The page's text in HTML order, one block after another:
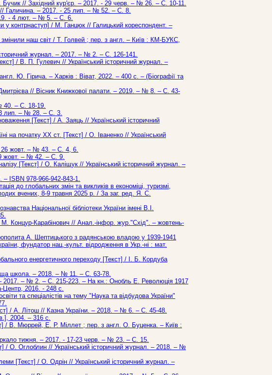
Бучик // Західний кур'єр. – 2017. - 29 черв. – № 26. – С. 10-11.
// Галичина. – 2017. - 25 лип. – № 52. – С. 8.
- 4 лют. – № 5. – С. 6.
у контрнаступ] / М. Ганцюк // Галицький кореспондент. –
наш світ / Т. Голвей ; пер. з англ. – Київ : КМ-БУКС,
журнал. – 2017. – № 2. – С. 126-141.
/ В. П. Гулевич // Український історичний журнал. –
Ю. Гірича. – Харків : Віват, 2022. – 400 с. – (Біографії та
// Вісник Книжкової палати. – 2019. – № 8. – С. 43-
40. – С. 18-19.
лип. – № 28. – С. 3.
[Текст] / А. Заяць // Український історичний
на початку ХХ ст. [Текст] / О. Іваненко // Український
26 жовт. – № 43. – С. 4, 6.
жовт. – № 42. – С. 9.
[Текст] / О. Каліщук // Український історичний журнал. –
– ISBN 978-966-942-843-1.
до глобальних змін та викликів в економіці, туризмі,
вчених, 8-9 травня 2025 р. / За заг. ред. Я. С.
Національної бібліотеки України імені В.І.
М. Концур-Карабінович // Анал.-інфор. жур."Схід". – жовтень-
А. Шептицького з радянською владою у 1939-1941
фундатор нац.-культ. відродження в Укр.-ні : мат.
енергетичного переходу [Текст] / І. Б. Кордуба
школа. – 2018. – № 11. – С. 63-78.
2017. – № 2. – С. 215-223. – На кн.: Онобль Е. Революція 1917
Центр, 2016. - 248 с.
та спеціалістів на тему "Наука та відбудова України"
/ А. Літош // Казна України. – 2018. – № 6. – С. 45-48.
2004. – 316 с.
/ В. Мюррей, Е. Р. Міллет ; пер. з англ. О. Буценка. – Київ :
тижня. – 2017. - 17-23 черв. – № 23. – С. 15.
/ О. Оглоблин // Український історичний журнал. – 2018. – №
[Текст] / О. Одрін // Український історичний журнал. –